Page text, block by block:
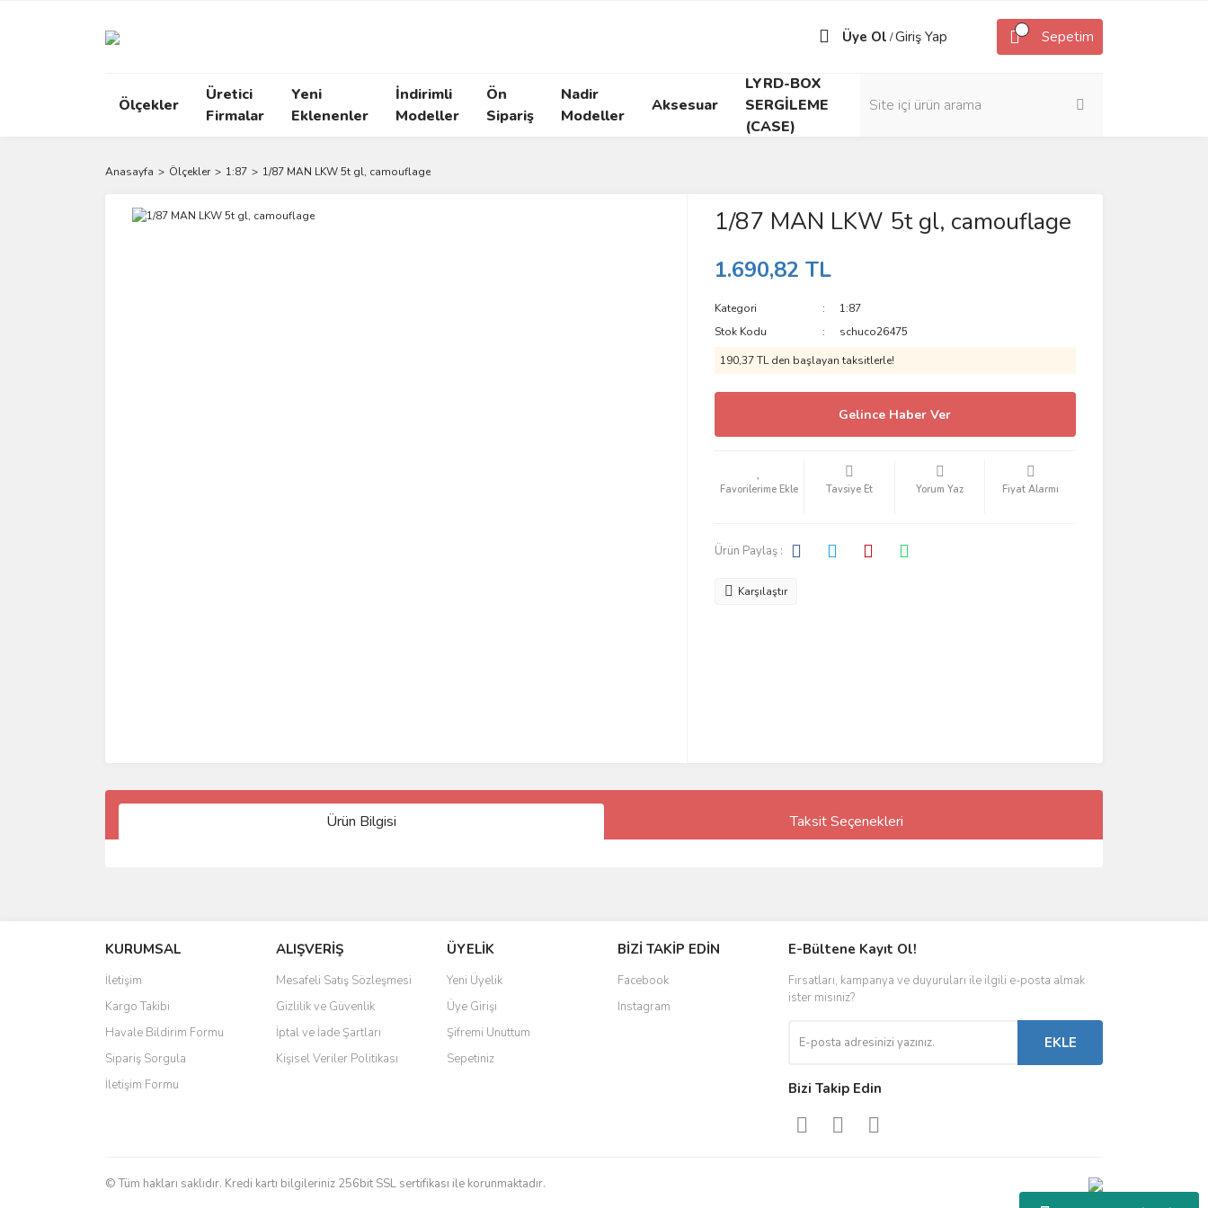
Üye Ol /Giriş Yap Sepetim
Ölçekler
Üretici
Firmalar
Yeni
Eklenenler
İndirimli
Modeller
Ön
Sipariş
Nadir
Modeller
Aksesuar
LYRD-BOX
SERGİLEME
(CASE)
Anasayfa Ölçekler 1:87 1/87 MAN LKW 5t gl, camouflage
1/87 MAN LKW 5t gl, camouflage
1.690,82 TL
Kategori
1:87
Stok Kodu
schuco26475
190,37 TL den başlayan taksitlerle!
Gelince Haber Ver
Tavsiye Et Yorum Yaz Fiyat Alarmı
Ürün Paylaş :
Karşılaştır
Ürün Bilgisi Taksit Seçenekleri
KURUMSAL
İletişim
Kargo Takibi
Havale Bildirim Formu
Sipariş Sorgula
İletişim Formu
ALIŞVERİŞ
Mesafeli Satış Sözleşmesi
Gizlilik ve Güvenlik
İptal ve İade Şartları
Kişisel Veriler Politikası
ÜYELİK
Yeni Üyelik
Üye Girişi
Şifremi Unuttum
Sepetiniz
BİZİ TAKİP EDİN
Facebook
Instagram
E-Bültene Kayıt Ol!
Fırsatları, kampanya ve duyuruları ile ilgili e-posta almak
ister misiniz?
EKLE
Bizi Takip Edin
© Tüm hakları saklıdır. Kredi kartı bilgileriniz 256bit SSL sertifikası ile korunmaktadır.